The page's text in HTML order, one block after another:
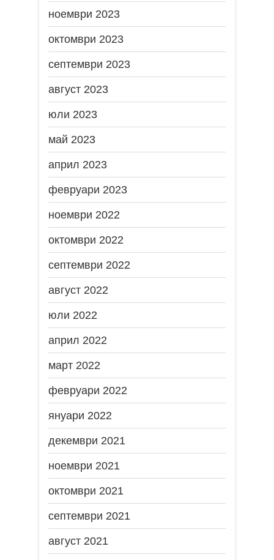
ноември 2023
октомври 2023
септември 2023
август 2023
юли 2023
май 2023
април 2023
февруари 2023
ноември 2022
октомври 2022
септември 2022
август 2022
юли 2022
април 2022
март 2022
февруари 2022
януари 2022
декември 2021
ноември 2021
октомври 2021
септември 2021
август 2021